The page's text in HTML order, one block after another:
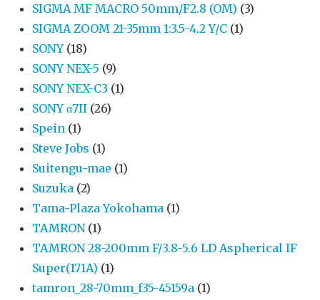
SIGMA MF MACRO 50mm/F2.8 (OM) (3)
SIGMA ZOOM 21-35mm 1:3.5-4.2 Y/C (1)
SONY (18)
SONY NEX-5 (9)
SONY NEX-C3 (1)
SONY α7II (26)
Spein (1)
Steve Jobs (1)
Suitengu-mae (1)
Suzuka (2)
Tama-Plaza Yokohama (1)
TAMRON (1)
TAMRON 28-200mm F/3.8-5.6 LD Aspherical IF
Super(171A) (1)
tamron_28-70mm_f35-45159a (1)